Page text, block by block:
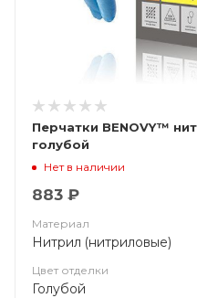
Перчатки BENOVY™
голубой
Нет в наличии
883 ₽
Материал
Нитрил (нитриловые)
Цвет отделки
Голубой